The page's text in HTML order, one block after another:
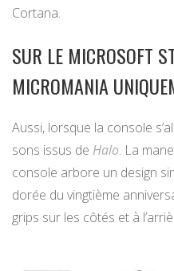
Cortana.
SUR LE MICROSOFT
MICROMANIA
Aussi, lorsque la console
sons issus de Halo. La
console arbore un design
dorée du vingtième
grips sur les côtés et à